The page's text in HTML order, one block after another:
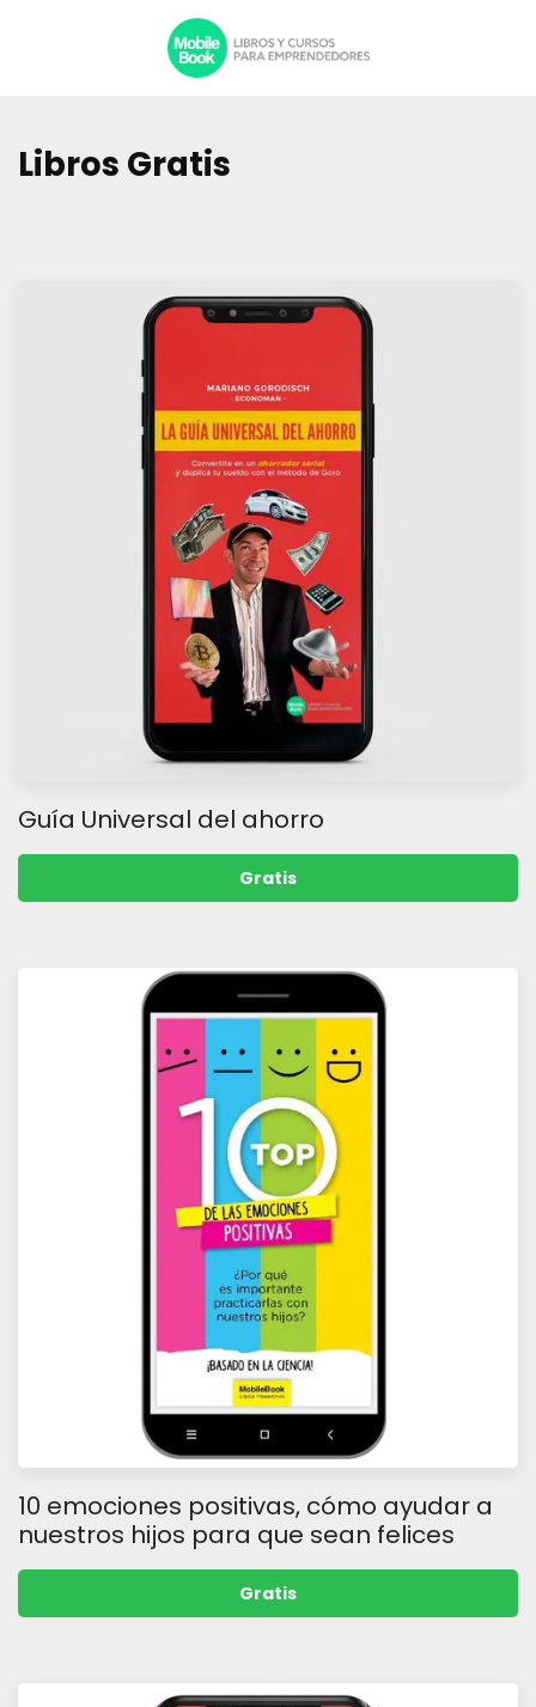
Libros Gratis
Guía Universal del ahorro
Gratis
10 emociones positivas, cómo ayudar a
nuestros hijos para que sean felices
Gratis